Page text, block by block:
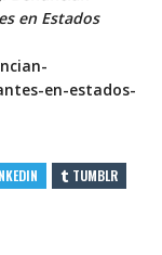
en Estados
en-estados-
TUMBLR